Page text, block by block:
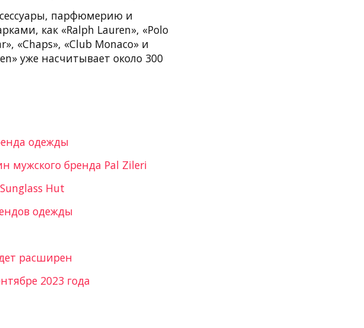
парфюмерию и
как «Ralph Lauren», «Polo
«Chaps», «Club Monaco» и
уже насчитывает около 300
одежды
мужского бренда Pal Zileri
Hut
одежды
расширен
2023 года